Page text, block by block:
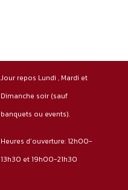
Jour repos Lundi , Mardi et
Dimanche soir (sauf
banquets ou events).
Heures d’ouverture: 12h00-
13h30 et 19h00-21h30